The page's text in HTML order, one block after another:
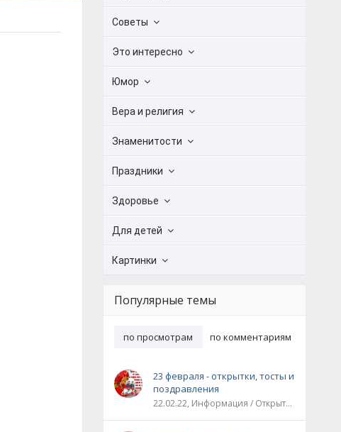
Советы
Это интересно
Юмор
Вера и религия
Знаменитости
Праздники
Здоровье
Для детей
Картинки
Популярные темы
по просмотрам по комментариям
23 февраля - открытки, тосты и
поздравления
22.02.22, Информация / Открытки / Все праздники